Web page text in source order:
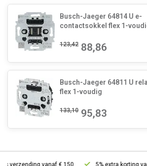
Busch-Jaeger 64814 U e-
contactsokkel flex 1-
123,42 88,86
Busch-Jaeger 64811 U
flex 1-voudig
133,10 95,83
verzending vanaf € 150 5% extra korting